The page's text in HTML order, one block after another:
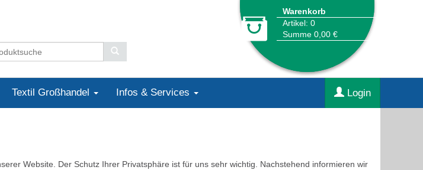
Warenkorb
Artikel: 0
Summe 0,00 €
Textil Großhandel Infos & Services Login
Website. Der Schutz Ihrer Privatsphäre ist für uns sehr wichtig. Nachstehend informieren wir